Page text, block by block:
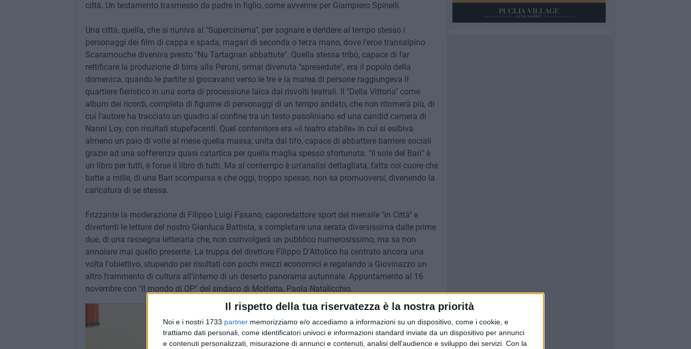
Il rispetto della tua riservatezza è la nostra priorità
Noi e i nostri 1733 partner memorizziamo e/o accediamo a informazioni su un dispositivo, come i cookie, e
trattiamo dati personali, come identificatori univoci e informazioni standard inviate da un dispositivo per annunci
e contenuti personalizzati, misurazione di annunci e contenuti, analisi dell'audience e sviluppo dei servizi. Con la
città. Un testamento trasmesso da padre in figlio, come avvenne per Giampiero Spinelli.
Una città, quella, che si riuniva al "Supercinema", per sognare e deridere al tempo stesso i
personaggi dei film di cappa e spada, magari di seconda o terza mano, dove l'eroe transalpino
Scaramouche diveniva presto "Nu Tartagnan abbattute". Quella stessa tribù, capace di far
rettificare la produzione di birra alla Peroni, ormai divenuta "spresedute", era il popolo della
domenica, quando le partite si giocavano verso le tre e la marea di persone raggiungeva il
quartiere fieristico in una sorta di processione laica dai risvolti teatrali. Il "Della Vittoria" come
album dei ricordi, completo di figurine di personaggi di un tempo andato, che non ritornerà più, di
cui l'autore ha tracciato un quadro al confine tra un testo pasoliniano ed una candid camera di
Nanni Loy, con risultati stupefacenti. Quel contenitore era «il teatro stabile» in cui si esibiva
almeno un paio di volte al mese quella massa, unita dal tifo, capace di abbattere barriere sociali
grazie ad una sofferenza quasi catartica per quella maglia spesso sfortunata. "Il sole del Bari" è
un libro per tutti, è forse il libro di tutti. Ma al contempo è un'analisi dettagliata, fatta col cuore che
batte a mille, di una Bari scomparsa e che oggi, troppo spesso, non sa promuoversi, divenendo la
caricatura di se stessa.
Frizzante la moderazione di Filippo Luigi Fasano, caporedattore sport del mensile "in Città" e
divertenti le letture del nostro Gianluca Battista, a completare una serata diversissima dalle prime
due, di una rassegna letteraria che, non coinvolgerà un pubblico numerosissimo, ma sa non
annoiare mai quello presente. La truppa del direttore Filippo D'Attolico ha centrato ancora una
volta l'obiettivo, stupendo per risultati con pochi mezzi economici e regalando a Giovinazzo un
altro frammento di cultura all'interno di un deserto panorama autunnale. Appuntamento al 16
novembre con "Il mondo di OP" del sindaco di Molfetta, Paola Natalicchio.